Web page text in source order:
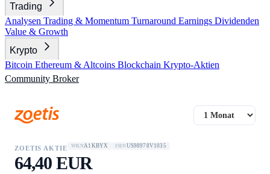
Trading
Analysen Trading & Momentum Turnaround Earnings Dividenden
Value & Growth
Krypto
Bitcoin Ethereum & Altcoins Blockchain Krypto-Aktien
Community Broker
ZOETIS AKTIE WKNA1KBYX ISIN US98978V1035
64,40 EUR